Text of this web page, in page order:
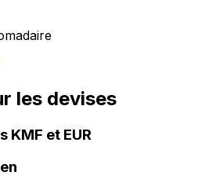
les devises
KMF et EUR